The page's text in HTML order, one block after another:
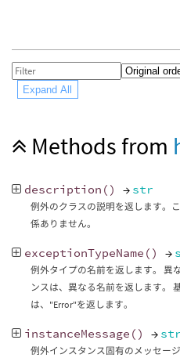
Expand All
Methods from
description () → str
例外のクラスの説明を返します。
係ありません。
exceptionTypeName () →
例外タイプの名前を返します。 異
ンスは、異なる名前を返します。
は、"Error"を返します。
instanceMessage () → str
例外インスタンス固有のメッセージ